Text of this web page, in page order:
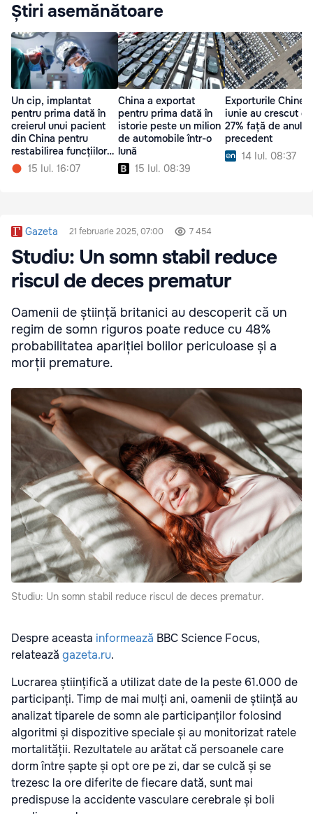
Știri asemănătoare
Un cip, implantat
pentru prima dată în
creierul unui pacient
din China pentru
restabilirea funcțiilor
mâinii15 Iul. 16:07
China a exportat
pentru prima dată în
istorie peste un milion
de automobile într-o
lună
15 Iul. 08:39
Exporturile Chinei
iunie au crescut cu
27% față de anul
precedent
14 Iul. 08:37
Gazeta 21 februarie 2025, 07:00 7 454
Studiu: Un somn stabil reduce
riscul de deces prematur
Oamenii de știință britanici au descoperit că un
regim de somn riguros poate reduce cu 48%
probabilitatea apariției bolilor periculoase și a
morții premature.
Studiu: Un somn stabil reduce riscul de deces prematur.
Despre aceasta informează BBC Science Focus,
relatează gazeta.ru.
Lucrarea științifică a utilizat date de la peste 61.000 de
participanți. Timp de mai mulți ani, oamenii de știință au
analizat tiparele de somn ale participanților folosind
algoritmi și dispozitive speciale și au monitorizat ratele
mortalității. Rezultatele au arătat că persoanele care
dorm între șapte și opt ore pe zi, dar se culcă și se
trezesc la ore diferite de fiecare dată, sunt mai
predispuse la accidente vasculare cerebrale și boli